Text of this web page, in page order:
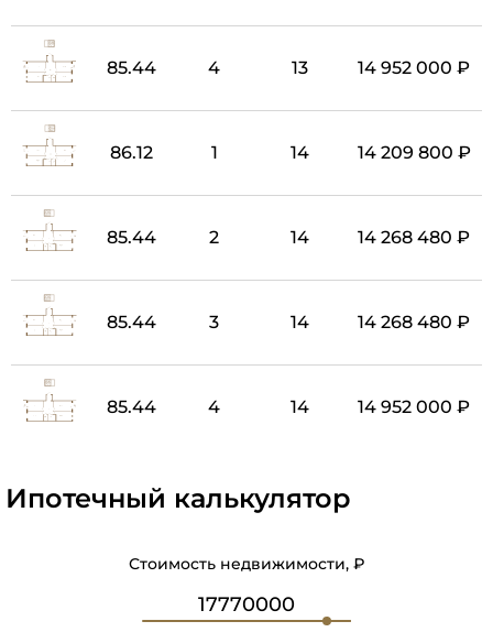
85.44 4 13 14 952 000 ₽
86.12 1 14 14 209 800 ₽
85.44 2 14 14 268 480 ₽
85.44 3 14 14 268 480 ₽
85.44 4 14 14 952 000 ₽
Ипотечный калькулятор
Стоимость недвижимости, ₽